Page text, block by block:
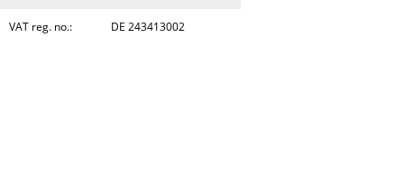
VAT reg. no.: DE 243413002